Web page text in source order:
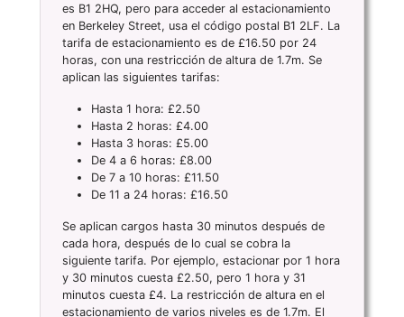
es B1 2HQ, pero para acceder al estacionamiento
en Berkeley Street, usa el código postal B1 2LF. La
tarifa de estacionamiento es de £16.50 por 24
horas, con una restricción de altura de 1.7m. Se
aplican las siguientes tarifas:
Hasta 1 hora: £2.50
Hasta 2 horas: £4.00
Hasta 3 horas: £5.00
De 4 a 6 horas: £8.00
De 7 a 10 horas: £11.50
De 11 a 24 horas: £16.50
Se aplican cargos hasta 30 minutos después de
cada hora, después de lo cual se cobra la
siguiente tarifa. Por ejemplo, estacionar por 1 hora
y 30 minutos cuesta £2.50, pero 1 hora y 31
minutos cuesta £4. La restricción de altura en el
estacionamiento de varios niveles es de 1.7m. El